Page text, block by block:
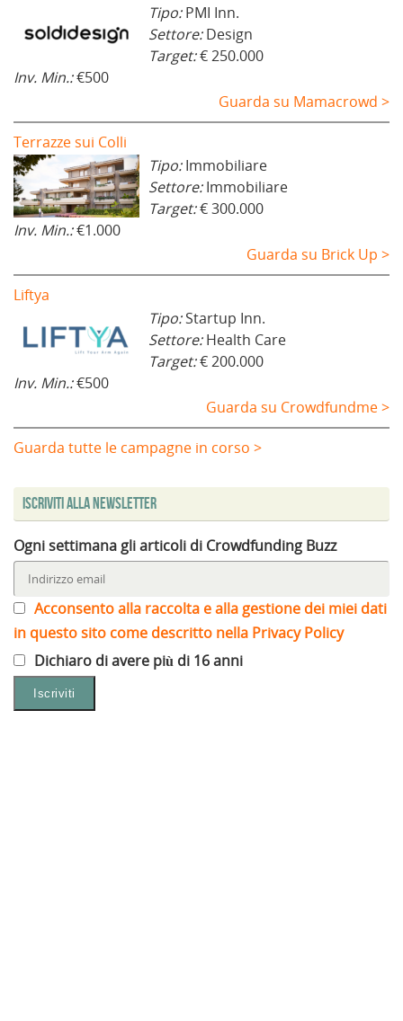
Tipo:PMI Inn.
Settore:Design
Target:€ 250.000
Inv. Min.:€500
Guarda su Mamacrowd >
Terrazze sui Colli
Tipo:Immobiliare
Settore:Immobiliare
Target:€ 300.000
Inv. Min.:€1.000
Guarda su Brick Up >
Liftya
Tipo:Startup Inn.
Settore:Health Care
Target:€ 200.000
Inv. Min.:€500
Guarda su Crowdfundme >
Guarda tutte le campagne in corso >
Iscriviti alla Newsletter
Ogni settimana gli articoli di Crowdfunding Buzz
Acconsento alla raccolta e alla gestione dei miei dati
in questo sito come descritto nella Privacy Policy
Dichiaro di avere più di 16 anni